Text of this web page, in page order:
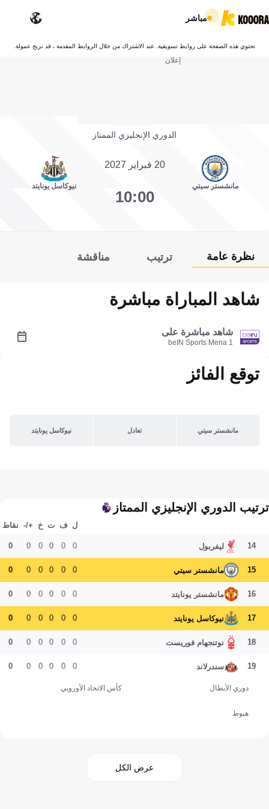
مباشر
تحتوي هذه الصفحة على روابط تسويقية. عند الاشتراك من خلال الروابط المقدمة ، قد نربح عمولة.
إعلان
الدوري الإنجليزي الممتاز
مانشستر سيتي
20 فبراير 2027
10:00
نيوكاسل يونايتد
نظرة عامة ترتيب مناقشة
شاهد المباراة مباشرة
شاهد مباشرة على
beIN Sports Mena 1
توقع الفائز
مانشستر سيتي تعادل نيوكاسل يونايتد
ترتيب الدوري الإنجليزي الممتاز
ل ف ت خ +/- نقاط
14 ليفربول 0
0
0
0
0
0
15 مانشستر سيتي 0
0
0
0
0
0
16 مانشستر يونايتد 0
0
0
0
0
0
17 نيوكاسل يونايتد 0
0
0
0
0
0
18 نوتنجهام فوريست 0
0
0
0
0
0
19 سندرلاند 0
0
0
0
0
0
دوري الأبطال كأس الاتحاد الأوروبي
هبوط
عرض الكل